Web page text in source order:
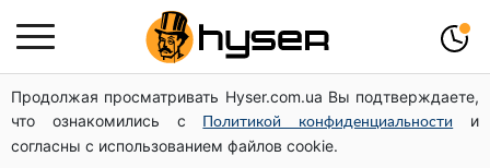
Продолжая просматривать Hyser.com.ua Вы подтверждаете,
что ознакомились с
Политикой конфиденциальности
и
согласны с использованием файлов cookie.
Дроны с наценкой: Александр Конотопский вывел
миллионы оборонного бюджета через фиктивную
фирму в Эстонии